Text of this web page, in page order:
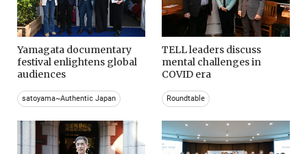
Yamagata documentary
festival enlightens global
audiences
satoyama~Authentic Japan
TELL leaders discuss
mental challenges in
COVID era
Roundtable